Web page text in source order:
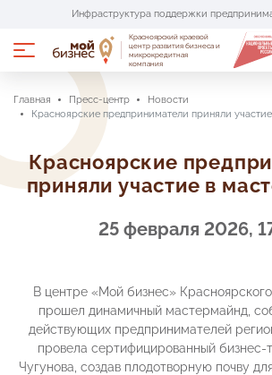
Инфраструктура поддержки
Портал имущественной
Портал поставщиков «Сделано в
Красноярский краевой
центр развития бизнеса и
микрокредитная
компания
Услуги и меры поддержки
Центры поддержки
Пресс-центр
Аренда помещений
Главная Пресс-центр
Новости
Красноярские предприниматели приняли
Красноярские
приняли участие в
25 февраля 2026,
В центре «Мой бизнес»
прошел динамичный мастермайнд,
действующих предпринимателей
провела сертифицированный бизнес-
Чугунова, создав плодотворную почву